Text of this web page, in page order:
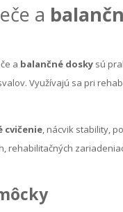
a
a balančné dosky sú
Využívajú sa pri
cvičenie, nácvik stability,
rehabilitačných